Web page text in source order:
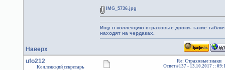
Наверх
IMG_5736.jpg
Ищу в коллекцию страховые доски- такие
находят на чердаках.
ufo212
Коллежский секретарь
Re: Страховые знаки
Ответ #137 - 13.10.2017 ::